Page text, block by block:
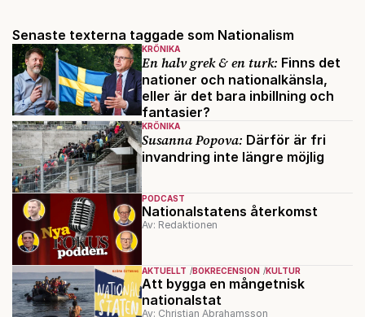
Senaste texterna taggade som Nationalism
KRÖNIKA
En halv grek & en turk: Finns det
nationer och nationalkänsla,
eller är det bara inbillning och
fantasier?
KRÖNIKA
Susanna Popova: Därför är fri
invandring inte längre möjlig
PODCAST
Nationalstatens återkomst
Av: Redaktionen
AKTUELLT BOKRECENSION KULTUR
Att bygga en mångetnisk
nationalstat
Av: Christian Abrahamsson